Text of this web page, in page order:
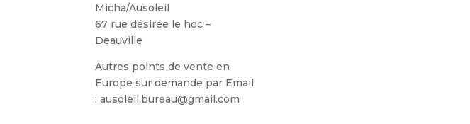
Micha/Ausoleil
67 rue désirée le hoc –
Deauville
Autres points de vente en
Europe sur demande par Email
: ausoleil.bureau@gmail.com